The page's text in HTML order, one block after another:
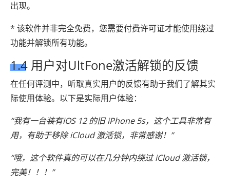
出现。
* 该软件并非完全免费，您需要付费许可证才能使用绕过
功能并解锁所有功能。
1.4 用户对UltFone激活解锁的反馈
在任何评测中，听取真实用户的反馈有助于我们了解其实
际使用体验。以下是实际用户体验：
“我有一台装有iOS 12 的旧 iPhone 5s，这个工具非常有
用，有助于移除 iCloud 激活锁，非常感谢！”
“哦，这个软件真的可以在几分钟内绕过 iCloud 激活锁，
完美！！！”